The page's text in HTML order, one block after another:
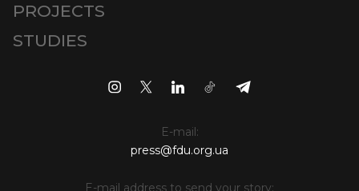
PROJECTS
STUDIES
E-mail:
press@fdu.org.ua